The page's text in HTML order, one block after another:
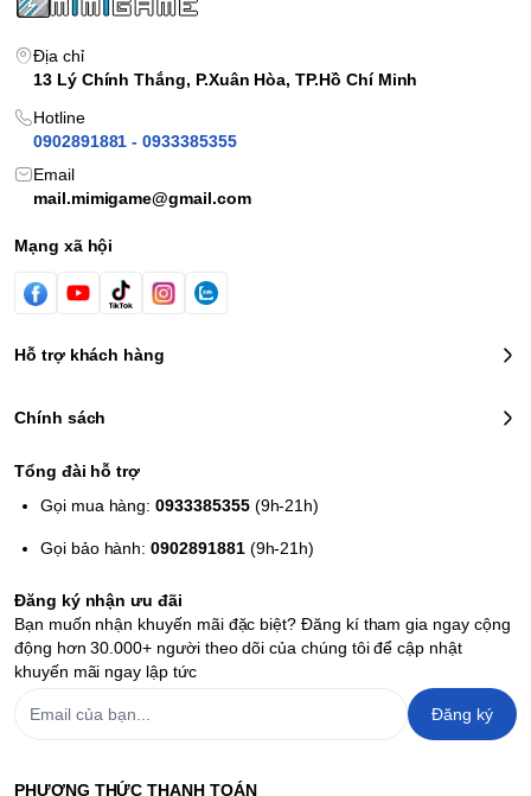
Địa chỉ
13 Lý Chính Thắng, P.Xuân Hòa, TP.Hồ Chí Minh
Hotline
0902891881 - 0933385355
Email
mail.mimigame@gmail.com
Mạng xã hội
Hỗ trợ khách hàng
Chính sách
Tổng đài hỗ trợ
Gọi mua hàng:0933385355(9h-21h)
Gọi bảo hành:0902891881(9h-21h)
Đăng ký nhận ưu đãi
Bạn muốn nhận khuyến mãi đặc biệt? Đăng kí tham gia ngay cộng
động hơn 30.000+ người theo dõi của chúng tôi để cập nhật
khuyến mãi ngay lập tức
Đăng ký
PHƯƠNG THỨC THANH TOÁN